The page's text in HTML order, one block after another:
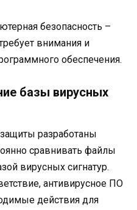
безопасность –
внимания и
обеспечения.
базы вирусных
разработаны
сравнивать файлы
вирусных сигнатур.
антивирусное ПО
действия для